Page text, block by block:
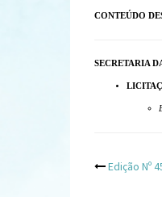
CONTEÚDO
SECRETARIA
Post
Edição Nº